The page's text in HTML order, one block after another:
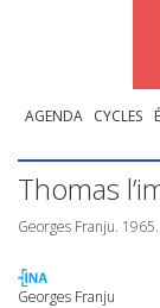
AGENDA CYCLES
Thomas
Georges Franju.
Georges Franju